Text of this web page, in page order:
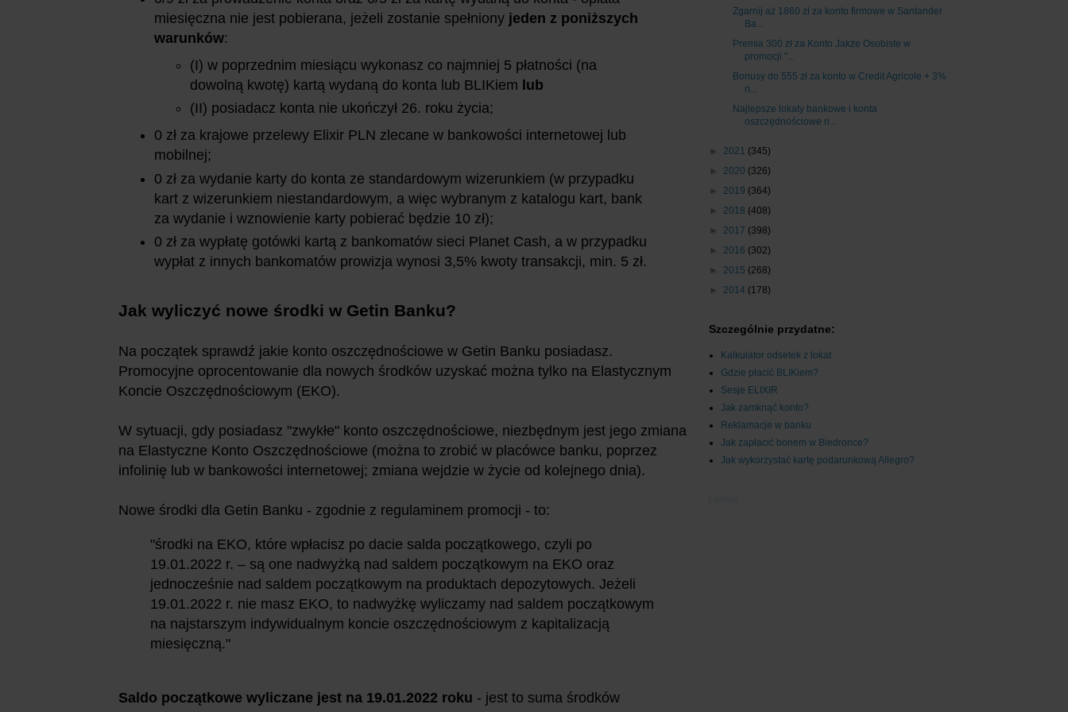
miesięczna nie jest pobierana, jeżeli zostanie spełniony jeden z poniższych
warunków:
(I) w poprzednim miesiącu wykonasz co najmniej 5 płatności (na
dowolną kwotę) kartą wydaną do konta lub BLIKiem lub
(II) posiadacz konta nie ukończył 26. roku życia;
0 zł za krajowe przelewy Elixir PLN zlecane w bankowości internetowej lub
mobilnej;
0 zł za wydanie karty do konta ze standardowym wizerunkiem (w przypadku
kart z wizerunkiem niestandardowym, a więc wybranym z katalogu kart, bank
za wydanie i wznowienie karty pobierać będzie 10 zł);
0 zł za wypłatę gotówki kartą z bankomatów sieci Planet Cash, a w przypadku
wypłat z innych bankomatów prowizja wynosi 3,5% kwoty transakcji, min. 5 zł.
Jak wyliczyć nowe środki w Getin Banku?
Na początek sprawdź jakie konto oszczędnościowe w Getin Banku posiadasz.
Promocyjne oprocentowanie dla nowych środków uzyskać można tylko na Elastycznym
Koncie Oszczędnościowym (EKO).
W sytuacji, gdy posiadasz "zwykłe" konto oszczędnościowe, niezbędnym jest jego zmiana
na Elastyczne Konto Oszczędnościowe (można to zrobić w placówce banku, poprzez
infolinię lub w bankowości internetowej; zmiana wejdzie w życie od kolejnego dnia).
Nowe środki dla Getin Banku - zgodnie z regulaminem promocji - to:
"środki na EKO, które wpłacisz po dacie salda początkowego, czyli po
19.01.2022 r. – są one nadwyżką nad saldem początkowym na EKO oraz
jednocześnie nad saldem początkowym na produktach depozytowych. Jeżeli
19.01.2022 r. nie masz EKO, to nadwyżkę wyliczamy nad saldem początkowym
na najstarszym indywidualnym koncie oszczędnościowym z kapitalizacją
miesięczną."
Saldo początkowe wyliczane jest na 19.01.2022 roku - jest to suma środków
Zgarnij aż 1860 zł za konto firmowe w Santander
Ba...
Premia 300 zł za Konto Jakże Osobiste w
promocji "...
Bonusy do 555 zł za konto w Credit Agricole + 3%
n...
Najlepsze lokaty bankowe i konta
oszczędnościowe n...
► 2021 (345)
► 2020 (326)
► 2019 (364)
► 2018 (408)
► 2017 (398)
► 2016 (302)
► 2015 (268)
► 2014 (178)
Szczególnie przydatne:
Kalkulator odsetek z lokat
Gdzie płacić BLIKiem?
Sesje ELIXIR
Jak zamknąć konto?
Reklamacje w banku
Jak zapłacić bonem w Biedronce?
Jak wykorzystać kartę podarunkową Allegro?